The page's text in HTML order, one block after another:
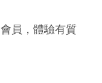
員，體驗有質